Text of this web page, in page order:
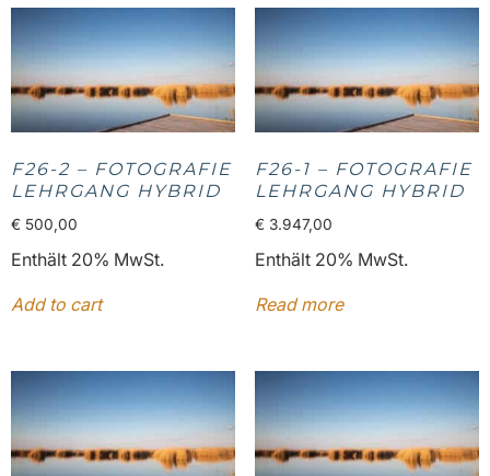
F26-2 – FOTOGRAFIE
LEHRGANG HYBRID
€ 500,00
Enthält 20% MwSt.
Add to cart
F26-1 – FOTOGRAFIE
LEHRGANG HYBRID
€ 3.947,00
Enthält 20% MwSt.
Read more